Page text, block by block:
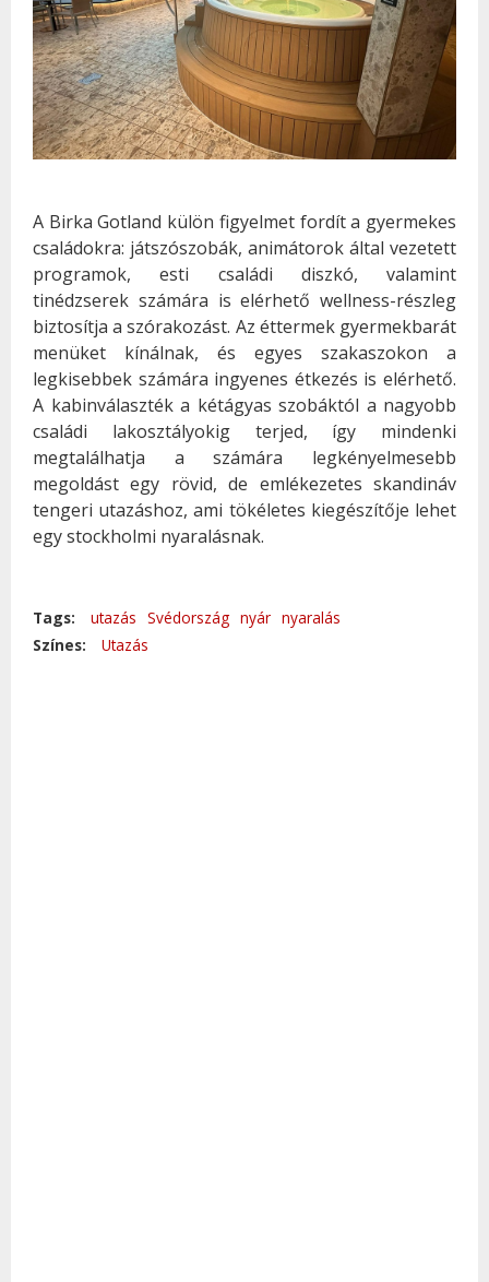
A Birka Gotland külön figyelmet fordít a gyermekes
családokra: játszószobák, animátorok által vezetett
programok, esti családi diszkó, valamint
tinédzserek számára is elérhető wellness-részleg
biztosítja a szórakozást. Az éttermek gyermekbarát
menüket kínálnak, és egyes szakaszokon a
legkisebbek számára ingyenes étkezés is elérhető.
A kabinválaszték a kétágyas szobáktól a nagyobb
családi lakosztályokig terjed, így mindenki
megtalálhatja a számára legkényelmesebb
megoldást egy rövid, de emlékezetes skandináv
tengeri utazáshoz, ami tökéletes kiegészítője lehet
egy stockholmi nyaralásnak.
Tags: utazás Svédország nyár nyaralás
Színes:
Utazás